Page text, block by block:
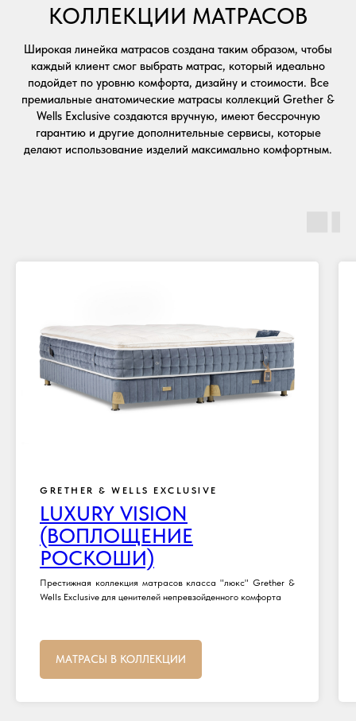
160 х 200 см МАТРАС CHICAGO, 160 х 200 см МАТРАС
MILANO, 160 х 200 см МАТРАС RITZ, 160 x 200 см МАТРАС
PORTOFINO, 160 х 200 см
МАТРАС NEW YORK, 160 х 200 см
КОЛЛЕКЦИИ МАТРАСОВ
Широкая линейка матрасов создана таким образом, чтобы
каждый клиент смог выбрать матрас, который идеально
подойдет по уровню комфорта, дизайну и стоимости. Все
премиальные анатомические матрасы коллекций Grether &
Wells Exclusive создаются вручную, имеют бессрочную
гарантию и другие дополнительные сервисы, которые
делают использование изделий максимально комфортным.
GRETHER & WELLS EXCLUSIVE
LUXURY VISION
(ВОПЛОЩЕНИЕ
РОСКОШИ)
Престижная коллекция матрасов класса "люкс" Grether &
Wells Exclusive для ценителей непревзойденного комфорта
МАТРАСЫ В КОЛЛЕКЦИИ